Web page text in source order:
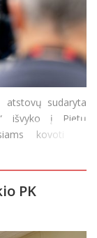
atstovų sudaryta
išvyko į Pietų
kovoti su
dešimčių
PK